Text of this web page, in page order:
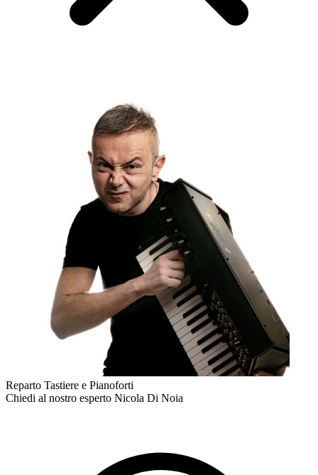
Reparto Tastiere e Pianoforti
Chiedi al nostro esperto Nicola Di Noia